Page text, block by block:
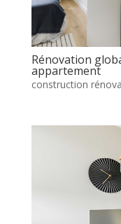
Rénovation
appartement
construction